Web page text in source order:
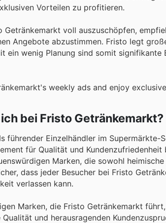
Vorteilen zu profitieren.
Getränkemarkt voll auszuschöpfen,
Angebote abzustimmen. Fristo legt
ein wenig Planung sind somit
weekly ads and enjoy
bei Fristo Getränkemarkt?
führender Einzelhändler im
für Qualität und
Marken, die sowohl
dass jeder Besucher bei Fristo
verlassen kann.
Marken, die Fristo Getränkemarkt
und herausragenden